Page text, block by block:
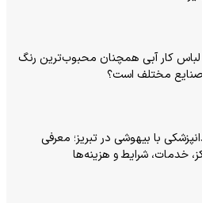
لباس کار آبی همچنان محبوب‌ترین رنگ
مختلف است؟
با بیهوشی در تبریز؛ معرفی
خدمات، شرایط و هزینه‌ها